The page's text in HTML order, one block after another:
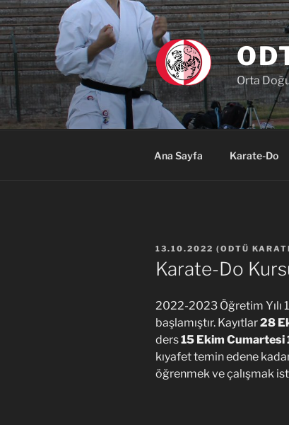
İçeriğe
geç
Orta
Ana Sayfa Karate-Do
YAYIM
TARIHI
13.10.2022 (ODTÜ
Karate-Do
2022-2023 Öğretim Yılı
başlamıştır. Kayıtlar28
ders15 Ekim Cumartesi
kıyafet temin edene
öğrenmek ve çalışmak